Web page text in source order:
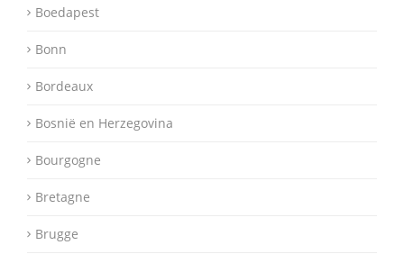
Boedapest
Bonn
Bordeaux
Bosnië en Herzegovina
Bourgogne
Bretagne
Brugge